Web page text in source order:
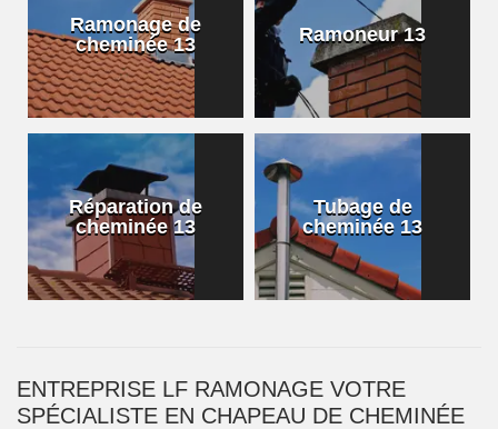
Ramonage de
cheminée 13
Ramoneur 13
Réparation de
cheminée 13
Tubage de
cheminée 13
ENTREPRISE LF RAMONAGE VOTRE
SPÉCIALISTE EN CHAPEAU DE CHEMINÉE